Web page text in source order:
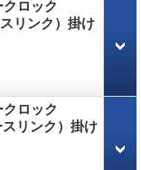
クロック
リンク）掛け
クロック
リンク）掛け